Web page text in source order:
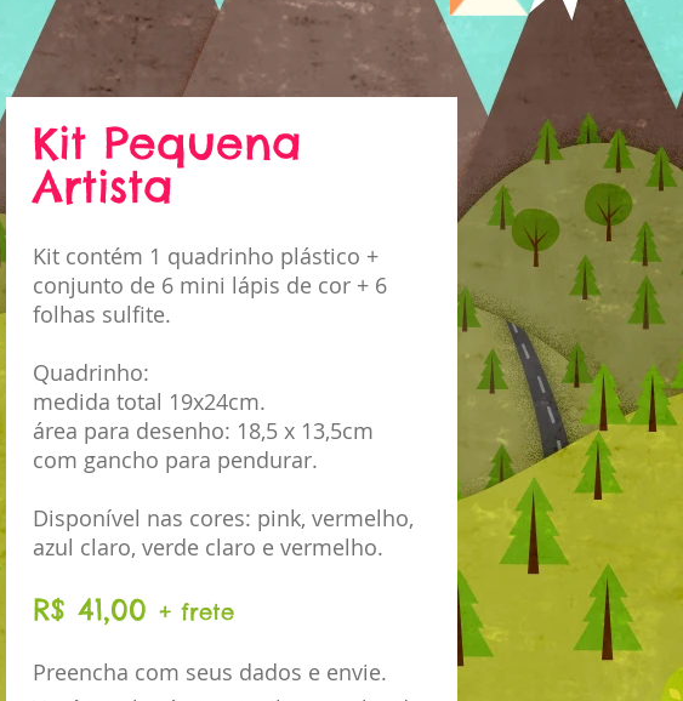
Kit Pequena
Artista
Kit contém 1 quadrinho plástico +
conjunto de 6 mini lápis de cor + 6
folhas sulfite.
Quadrinho:
medida total 19x24cm.
área para desenho: 18,5 x 13,5cm
com gancho para pendurar.
Disponível nas cores: pink, vermelho,
azul claro, verde claro e vermelho.
R$ 41,00 + frete
Preencha com seus dados e envie.